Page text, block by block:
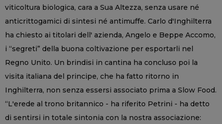
viticoltura biologica, cara a Sua Altezza, senza usare né
anticrittogamici di sintesi né antimuffe. Carlo d'Inghilterra
ha chiesto ai titolari dell' azienda, Angelo e Beppe Accomo,
i “segreti” della buona coltivazione per esportarli nel
Regno Unito. Un brindisi in cantina ha concluso poi la
visita italiana del principe, che ha fatto ritorno in
Inghilterra, non senza essersi associato prima a Slow Food.
“L'erede al trono britannico - ha riferito Petrini - ha detto
di sentirsi in totale sintonia con la nostra associazione: